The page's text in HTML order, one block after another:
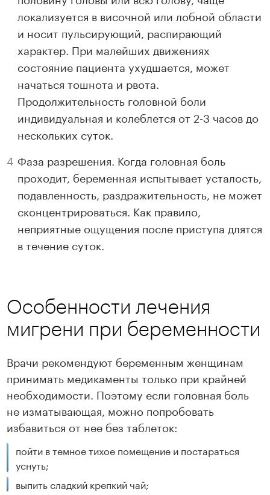
локализуется в височной или лобной области
и носит пульсирующий, распирающий
характер. При малейших движениях
состояние пациента ухудшается, может
начаться тошнота и рвота.
Продолжительность головной боли
индивидуальная и колеблется от 2-3 часов до
нескольких суток.
Фаза разрешения. Когда головная боль
проходит, беременная испытывает усталость,
подавленность, раздражительность, не может
сконцентрироваться. Как правило,
неприятные ощущения после приступа длятся
в течение суток.
Особенности лечения
мигрени при беременности
Врачи рекомендуют беременным женщинам
принимать медикаменты только при крайней
необходимости. Поэтому если головная боль
не изматывающая, можно попробовать
избавиться от нее без таблеток:
пойти в темное тихое помещение и постараться
уснуть;
выпить сладкий крепкий чай;